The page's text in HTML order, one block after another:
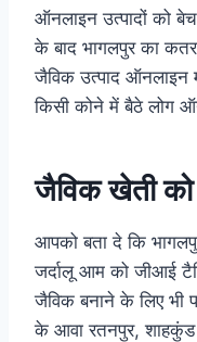
ऑनलाइन उत्पादों को
के बाद भागलपुर का
जैविक उत्पाद ऑनलाइन
किसी कोने में बैठे लोग
जैविक खेती को
आपको बता दे कि
जर्दालू आम को जीआई
जैविक बनाने के लिए
के आवा रतनपुर,